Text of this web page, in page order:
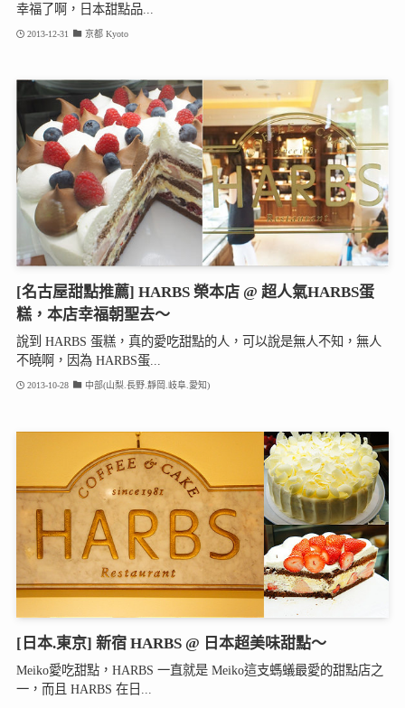
幸福了啊，日本甜點品...
2013-12-31 京都 Kyoto
[名古屋甜點推薦] HARBS 榮本店 @ 超人氣HARBS蛋
糕，本店幸福朝聖去～
說到 HARBS 蛋糕，真的愛吃甜點的人，可以說是無人不知，無人
不曉啊，因為 HARBS蛋...
2013-10-28 中部(山梨.長野.靜岡.岐阜.愛知)
[日本.東京] 新宿 HARBS @ 日本超美味甜點～
Meiko愛吃甜點，HARBS 一直就是 Meiko這支螞蟻最愛的甜點店之
一，而且 HARBS 在日...